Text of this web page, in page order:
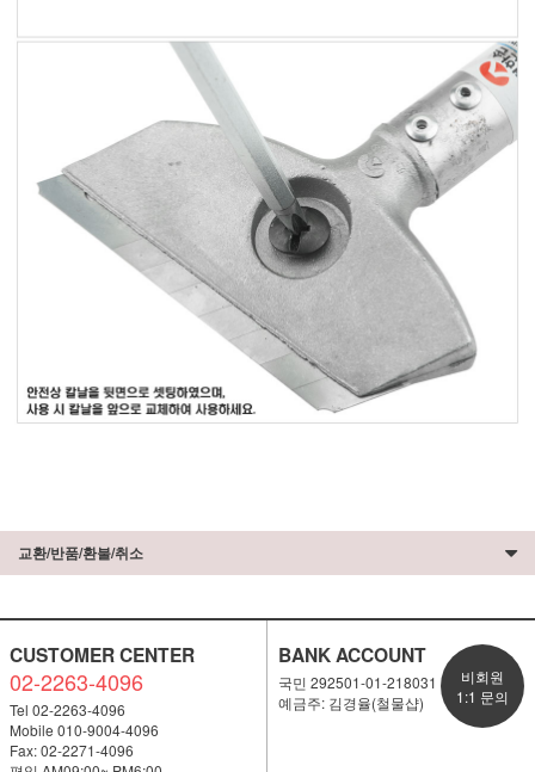
교환/반품/환불/취소
CUSTOMER CENTER
02-2263-4096
Tel 02-2263-4096
Mobile 010-9004-4096
Fax: 02-2271-4096
BANK ACCOUNT
국민 292501-01-218031
예금주: 김경율(철물샵)
비회원
1:1 문의